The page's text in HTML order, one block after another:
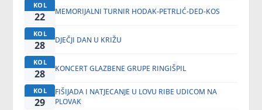
KOL
22 MEMORIJALNI TURNIR HODAK-PETRLIĆ-DED-KOS
KOL
28 DJEČJI DAN U KRIŽU
KOL
28 KONCERT GLAZBENE GRUPE RINGIŠPIL
KOL
29
FIŠIJADA I NATJECANJE U LOVU RIBE UDICOM NA
PLOVAK